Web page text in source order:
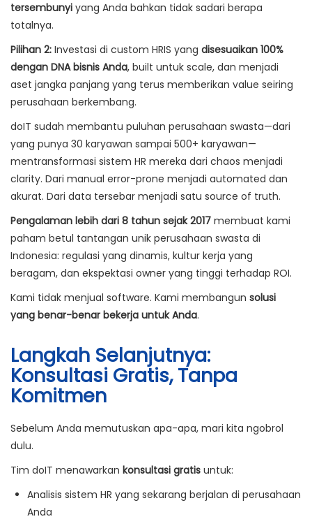
tersembunyi yang Anda bahkan tidak sadari berapa
totalnya.
Pilihan 2: Investasi di custom HRIS yang disesuaikan 100%
dengan DNA bisnis Anda, built untuk scale, dan menjadi
aset jangka panjang yang terus memberikan value seiring
perusahaan berkembang.
doIT sudah membantu puluhan perusahaan swasta—dari
yang punya 30 karyawan sampai 500+ karyawan—
mentransformasi sistem HR mereka dari chaos menjadi
clarity. Dari manual error-prone menjadi automated dan
akurat. Dari data tersebar menjadi satu source of truth.
Pengalaman lebih dari 8 tahun sejak 2017 membuat kami
paham betul tantangan unik perusahaan swasta di
Indonesia: regulasi yang dinamis, kultur kerja yang
beragam, dan ekspektasi owner yang tinggi terhadap ROI.
Kami tidak menjual software. Kami membangun solusi
yang benar-benar bekerja untuk Anda.
Langkah Selanjutnya:
Konsultasi Gratis, Tanpa
Komitmen
Sebelum Anda memutuskan apa-apa, mari kita ngobrol
dulu.
Tim doIT menawarkan konsultasi gratis untuk:
Analisis sistem HR yang sekarang berjalan di perusahaan
Anda